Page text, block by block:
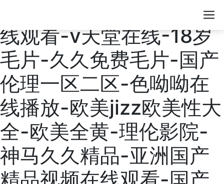
天天艹-欧美三级电影在
线观看-v天堂在线-18岁
毛片-久久免费毛片-国产
伦理一区二区-色呦呦在
线播放-欧美jizz欧美性大
全-欧美全黄-理伦影院-
神马久久精品-亚洲国产